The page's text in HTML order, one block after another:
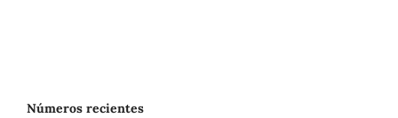
Números recientes